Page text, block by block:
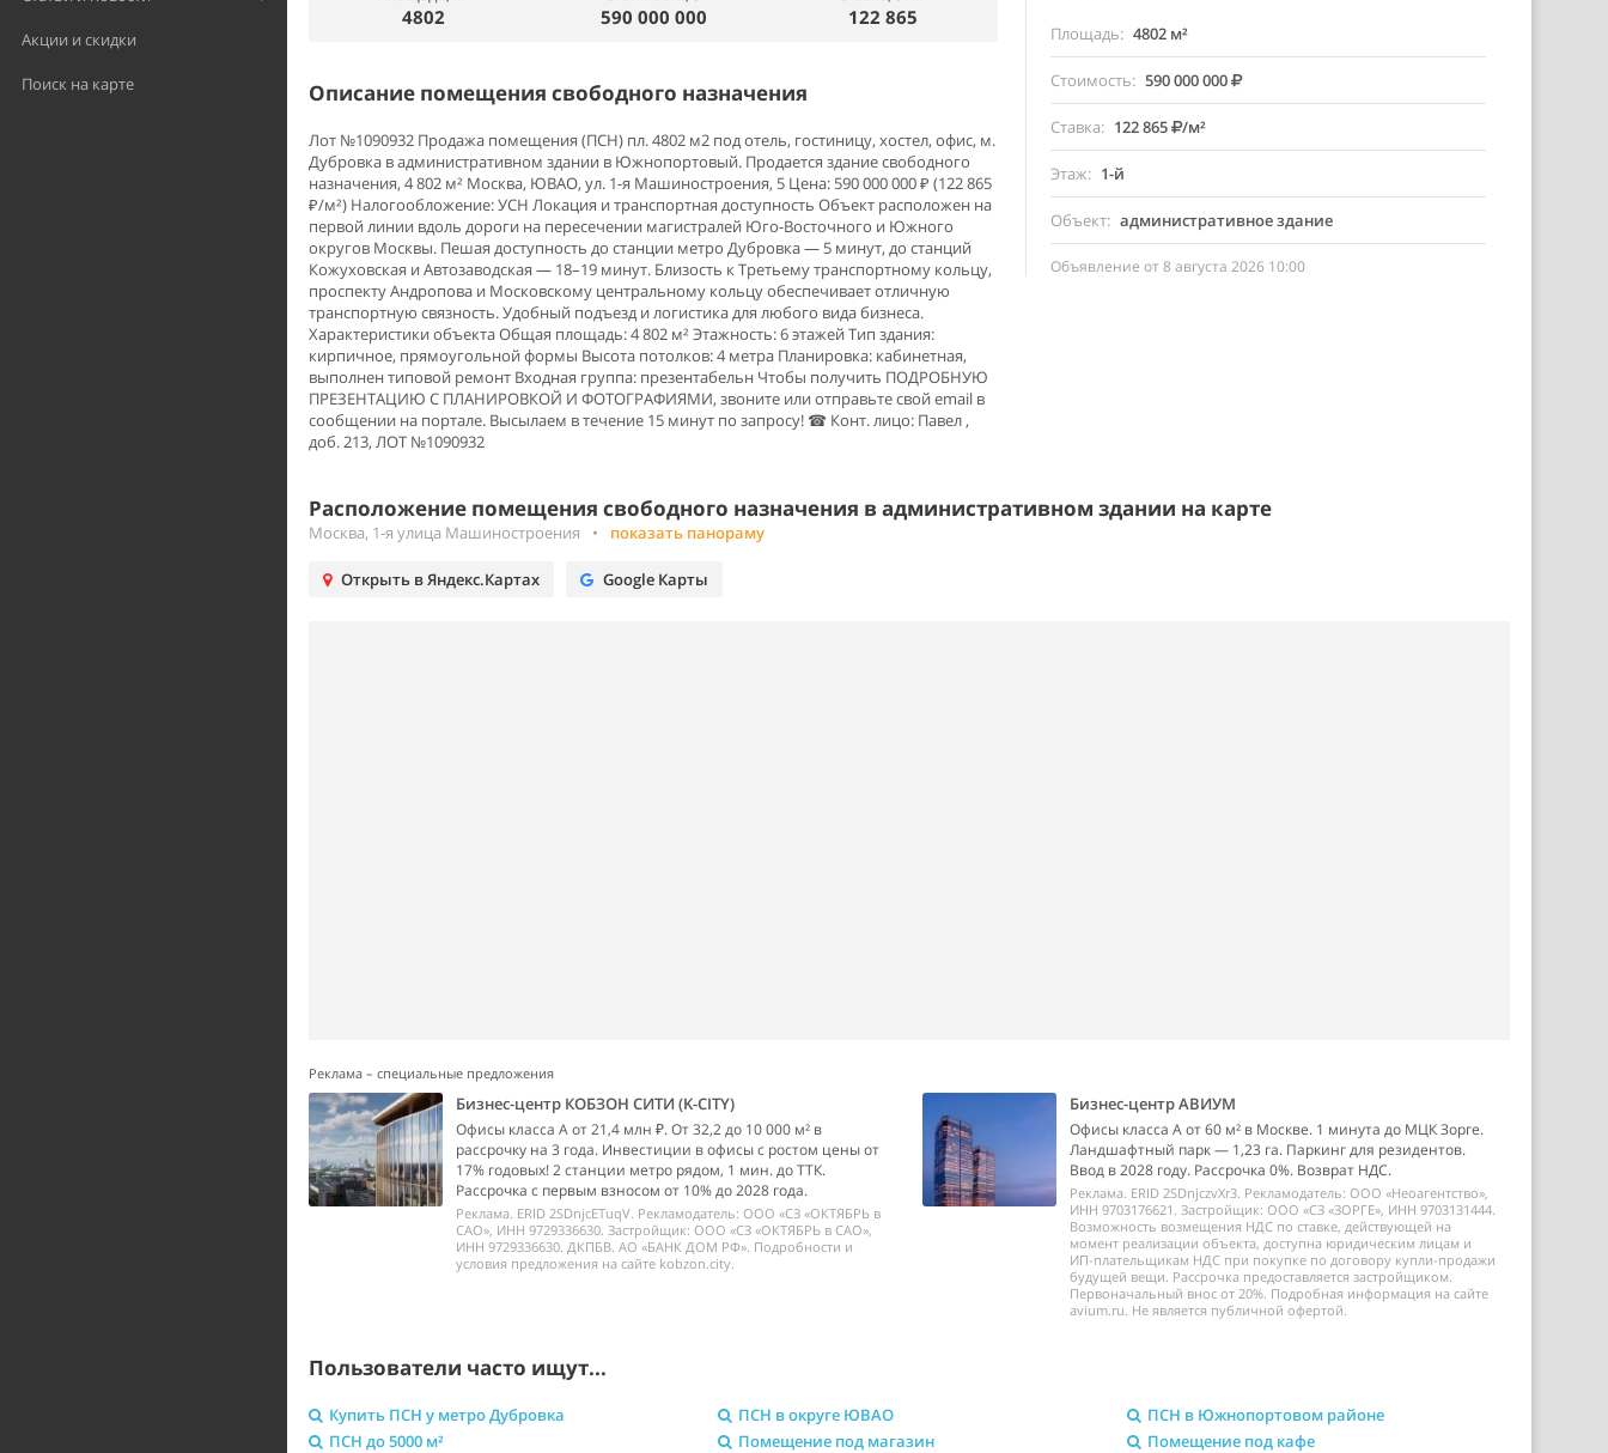
Акции и скидки
Поиск на карте
4802 590 000 000 122 865
Описание помещения свободного назначения
Лот №1090932 Продажа помещения (ПСН) пл. 4802 м2 под отель, гостиницу, хостел, офис, м.
Дубровка в административном здании в Южнопортовый. Продается здание свободного
назначения, 4 802 м² Москва, ЮВАО, ул. 1-я Машиностроения, 5 Цена: 590 000 000 ₽ (122 865
₽/м²) Налогообложение: УСН Локация и транспортная доступность Объект расположен на
первой линии вдоль дороги на пересечении магистралей Юго-Восточного и Южного
округов Москвы. Пешая доступность до станции метро Дубровка — 5 минут, до станций
Кожуховская и Автозаводская — 18–19 минут. Близость к Третьему транспортному кольцу,
проспекту Андропова и Московскому центральному кольцу обеспечивает отличную
транспортную связность. Удобный подъезд и логистика для любого вида бизнеса.
Характеристики объекта Общая площадь: 4 802 м² Этажность: 6 этажей Тип здания:
кирпичное, прямоугольной формы Высота потолков: 4 метра Планировка: кабинетная,
выполнен типовой ремонт Входная группа: презентабельн Чтобы получить ПОДРОБНУЮ
ПРЕЗЕНТАЦИЮ С ПЛАНИРОВКОЙ И ФОТОГРАФИЯМИ, звоните или отправьте свой email в
сообщении на портале. Высылаем в течение 15 минут по запросу! ☎ Конт. лицо: Павел ,
доб. 213, ЛОТ №1090932
Площадь 4802 м²
Стоимость 590 000 000
Ставка 122 865 /м²
Этаж 1-й
Объект административное здание
Объявление от 8 августа 2026 10:00
Расположение помещения свободного назначения в административном здании на карте
Москва, 1-я улица Машиностроения • показать панораму
Открыть в Яндекс.Картах Google Карты
Реклама – специальные предложения
Бизнес-центр КОБЗОН СИТИ (K-CITY)
Офисы класса А от 21,4 млн ₽. От 32,2 до 10 000 м² в
рассрочку на 3 года. Инвестиции в офисы с ростом цены от
17% годовых! 2 станции метро рядом, 1 мин. до ТТК.
Рассрочка с первым взносом от 10% до 2028 года.
Реклама. ERID 2SDnjcETuqV. Рекламодатель: ООО «СЗ «ОКТЯБРЬ в
САО», ИНН 9729336630. Застройщик: ООО «СЗ «ОКТЯБРЬ в САО»,
ИНН 9729336630. ДКПБВ. АО «БАНК ДОМ РФ». Подробности и
условия предложения на сайте kobzon.city.
Бизнес-центр АВИУМ
Офисы класса А от 60 м² в Москве. 1 минута до МЦК Зорге.
Ландшафтный парк — 1,23 га. Паркинг для резидентов.
Ввод в 2028 году. Рассрочка 0%. Возврат НДС.
Реклама. ERID 2SDnjczvXr3. Рекламодатель: ООО «Неоагентство»,
ИНН 9703176621. Застройщик: ООО «СЗ «ЗОРГЕ», ИНН 9703131444.
Возможность возмещения НДС по ставке, действующей на
момент реализации объекта, доступна юридическим лицам и
ИП-плательщикам НДС при покупке по договору купли-продажи
будущей вещи. Рассрочка предоставляется застройщиком.
Первоначальный внос от 20%. Подробная информация на сайте
avium.ru. Не является публичной офертой.
Пользователи часто ищут...
Купить ПСН у метро Дубровка ПСН в округе ЮВАО
ПСН в Южнопортовом районе
ПСН до 5000 м²
Помещение под магазин
Помещение под кафе